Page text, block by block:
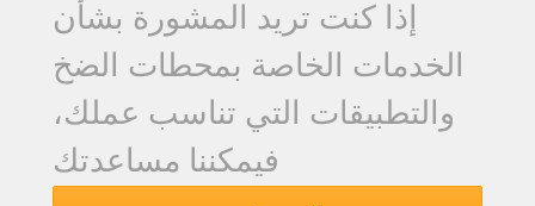
إذا كنت تريد المشورة بشأن
الخدمات الخاصة بمحطات الضخ
والتطبيقات التي تناسب عملك،
فيمكننا مساعدتك